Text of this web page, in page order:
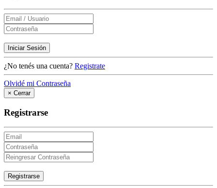
Iniciar Sesión
¿No tenés una cuenta? Registrate
Olvidé mi Contraseña
× Cerrar
Registrarse
Registrarse